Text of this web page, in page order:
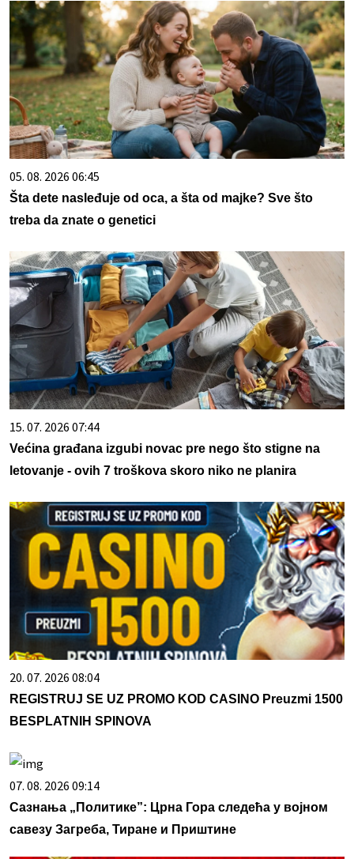
05. 08. 2026 06:45
Šta dete nasleđuje od oca, a šta od majke? Sve što
treba da znate o genetici
15. 07. 2026 07:44
Većina građana izgubi novac pre nego što stigne na
letovanje - ovih 7 troškova skoro niko ne planira
20. 07. 2026 08:04
REGISTRUJ SE UZ PROMO KOD CASINO Preuzmi 1500
BESPLATNIH SPINOVA
07. 08. 2026 09:14
Сазнања „Политике”: Црна Гора следећа у војном
савезу Загреба, Тиране и Приштине